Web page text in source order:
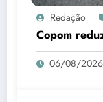
Redação
Copom
06/08/2026